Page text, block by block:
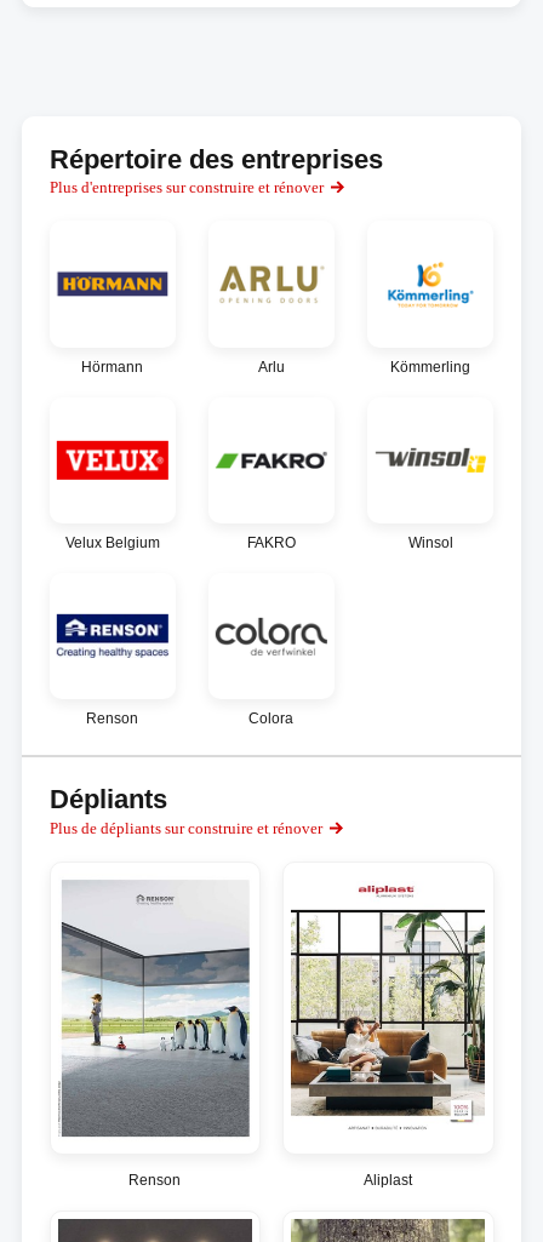
Répertoire des entreprises
Plus d'entreprises sur construire et rénover
Hörmann Arlu Kömmerling
Velux Belgium FAKRO Winsol
Renson Colora
Dépliants
Plus de dépliants sur construire et rénover
Renson Aliplast